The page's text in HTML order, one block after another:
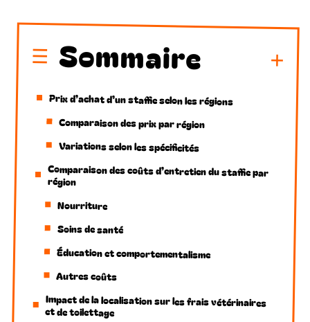
Sommaire
Prix d’achat d’un staffie selon les régions
Comparaison des prix par région
Variations selon les spécificités
Comparaison des coûts d’entretien du staffie par
région
Nourriture
Soins de santé
Éducation et comportementalisme
Autres coûts
Impact de la localisation sur les frais vétérinaires
et de toilettage